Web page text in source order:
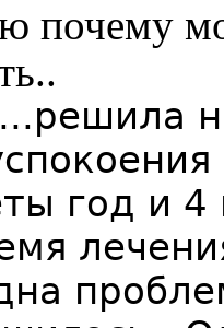
почему
год и 4